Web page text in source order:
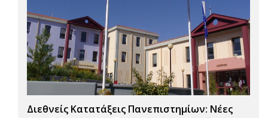
Διεθνείς Κατατάξεις Πανεπιστημίων: Νέες